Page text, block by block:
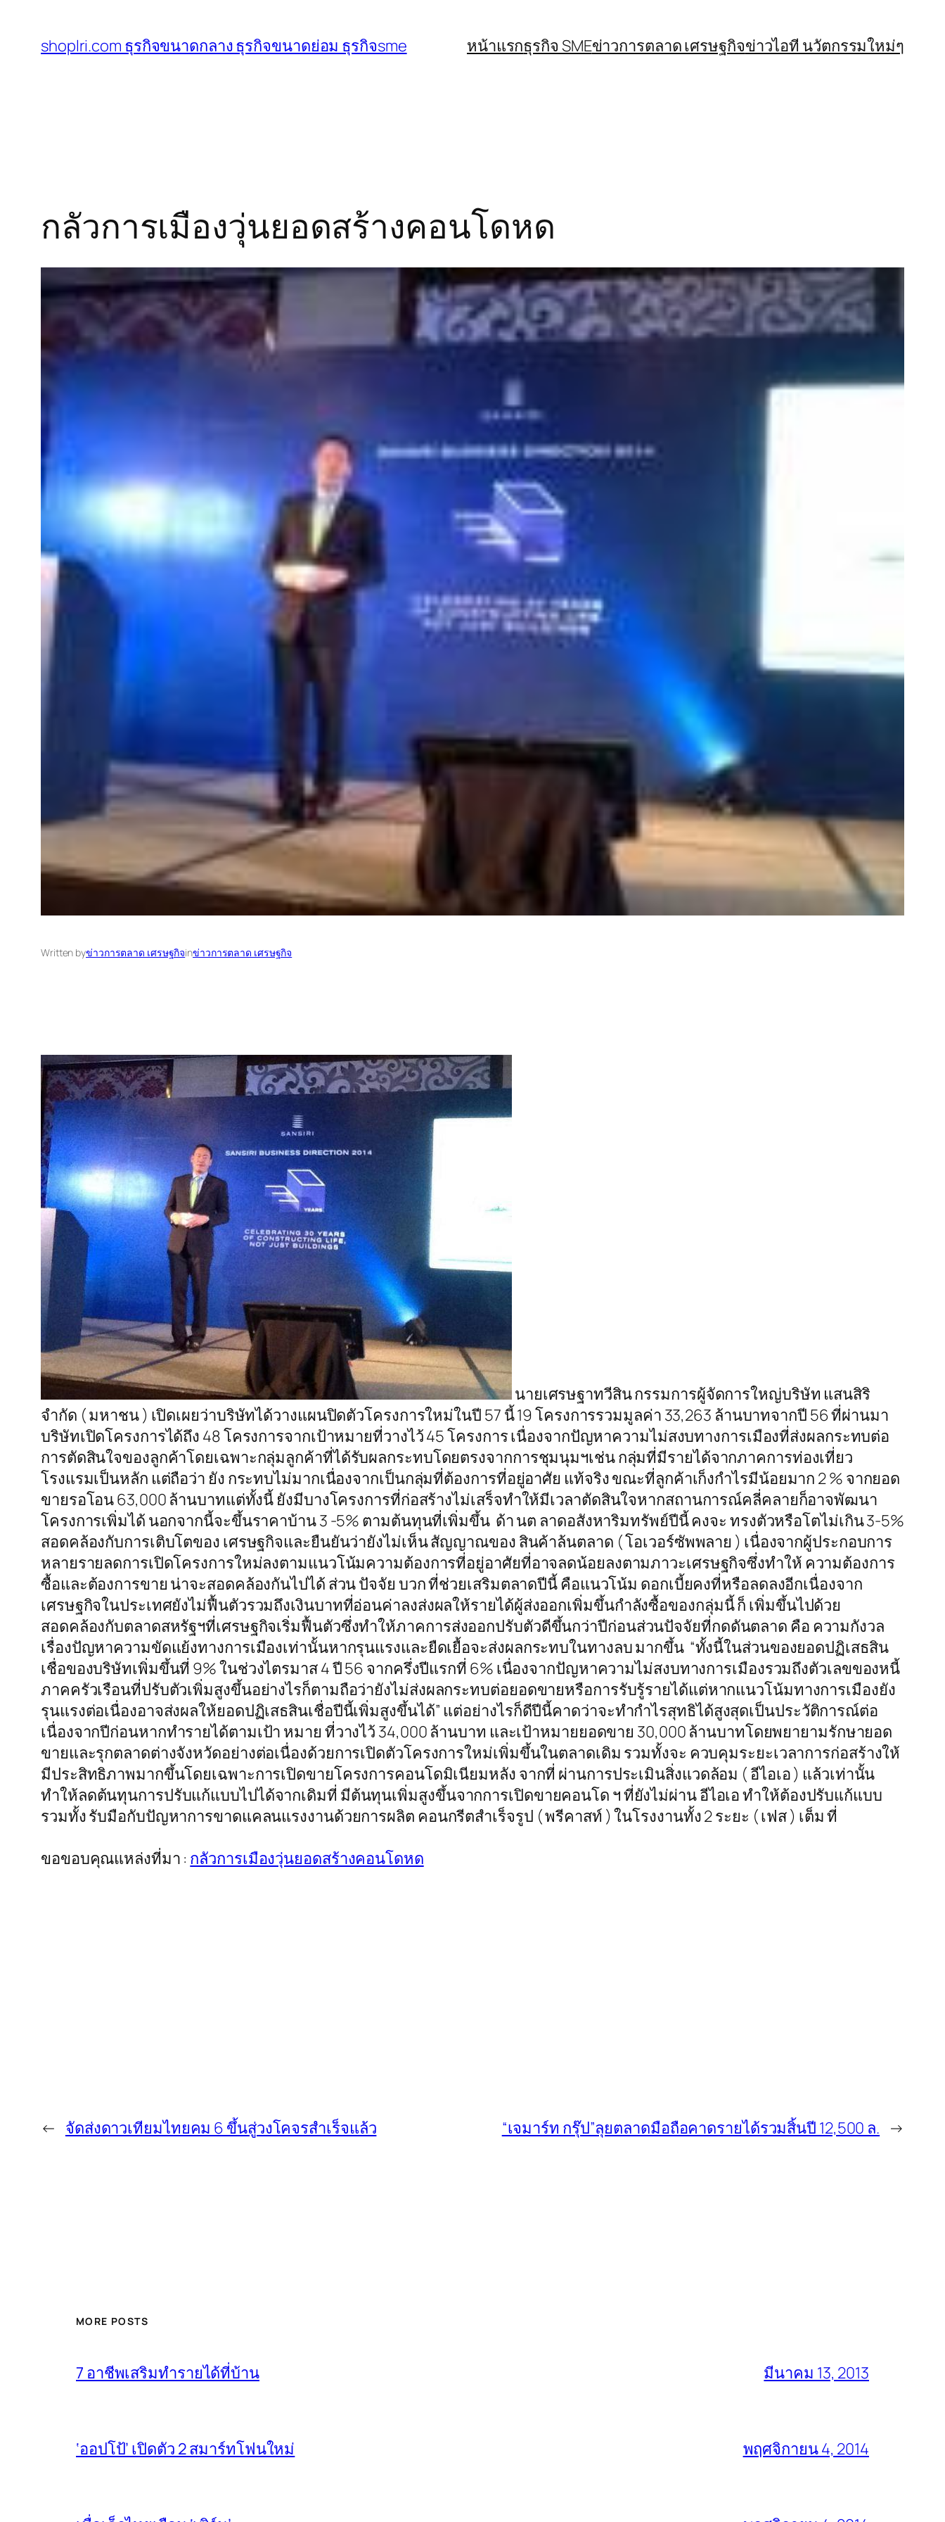
shoplri.com ธุรกิจขนาดกลาง ธุรกิจขนาดย่อม ธุรกิจsme หน้าแรกธุรกิจ SMEข่าวการตลาด เศรษฐกิจข่าวไอที นวัตกรรมใหม่ๆ
กลัวการเมืองวุ่นยอดสร้างคอนโดหด
Written byข่าวการตลาด เศรษฐกิจinข่าวการตลาด เศรษฐกิจ
นายเศรษฐาทวีสิน กรรมการผู้จัดการใหญ่บริษัท แสนสิริ
จำกัด ( มหาชน ) เปิดเผยว่าบริษัทได้วางแผนปิดตัวโครงการใหม่ในปี 57 นี้ 19 โครงการรวมมูลค่า 33,263 ล้านบาทจากปี 56 ที่ผ่านมา
บริษัทเปิดโครงการได้ถึง 48 โครงการจากเป้าหมายที่วางไว้ 45 โครงการ เนื่องจากปัญหาความไม่สงบทางการเมืองที่ส่งผลกระทบต่อ
การตัดสินใจของลูกค้าโดยเฉพาะกลุ่มลูกค้าที่ได้รับผลกระทบโดยตรงจากการชุมนุมฯเช่น กลุ่มที่มีรายได้จากภาคการท่องเที่ยว
โรงแรมเป็นหลัก แต่ถือว่า ยัง กระทบไม่มากเนื่องจากเป็นกลุ่มที่ต้องการที่อยู่อาศัย แท้จริง ขณะที่ลูกค้าเก็งกำไรมีน้อยมาก 2 % จากยอด
ขายรอโอน 63,000 ล้านบาทแต่ทั้งนี้ ยังมีบางโครงการที่ก่อสร้างไม่เสร็จทำให้มีเวลาตัดสินใจหากสถานการณ์คลี่คลายก็อาจพัฒนา
โครงการเพิ่มได้ นอกจากนี้จะขึ้นราคาบ้าน 3 -5% ตามต้นทุนที่เพิ่มขึ้น ด้า นต ลาดอสังหาริมทรัพย์ปีนี้ คงจะ ทรงตัวหรือโตไม่เกิน 3-5%
สอดคล้องกับการเติบโตของ เศรษฐกิจและยืนยันว่ายังไม่เห็น สัญญาณของ สินค้าล้นตลาด ( โอเวอร์ซัพพลาย ) เนื่องจากผู้ประกอบการ
หลายรายลดการเปิดโครงการใหม่ลงตามแนวโน้มความต้องการที่อยู่อาศัยที่อาจลดน้อยลงตามภาวะเศรษฐกิจซึ่งทำให้ ความต้องการ
ซื้อและต้องการขาย น่าจะสอดคล้องกันไปได้ ส่วน ปัจจัย บวก ที่ช่วยเสริมตลาดปีนี้ คือแนวโน้ม ดอกเบี้ยคงที่หรือลดลงอีกเนื่องจาก
เศรษฐกิจในประเทศยังไม่ฟื้นตัวรวมถึงเงินบาทที่อ่อนค่าลงส่งผลให้รายได้ผู้ส่งออกเพิ่มขึ้นกำลังซื้อของกลุ่มนี้ ก็ เพิ่มขึ้นไปด้วย
สอดคล้องกับตลาดสหรัฐฯที่เศรษฐกิจเริ่มฟื้นตัวซึ่งทำให้ภาคการส่งออกปรับตัวดีขึ้นกว่าปีก่อนส่วนปัจจัยที่กดดันตลาด คือ ความกังวล
เรื่องปัญหาความขัดแย้งทางการเมืองเท่านั้นหากรุนแรงและยืดเยื้อจะส่งผลกระทบในทางลบ มากขึ้น “ทั้งนี้ในส่วนของยอดปฏิเสธสิน
เชื่อของบริษัทเพิ่มขึ้นที่ 9% ในช่วงไตรมาส 4 ปี 56 จากครึ่งปีแรกที่ 6% เนื่องจากปัญหาความไม่สงบทางการเมืองรวมถึงตัวเลขของหนี้
ภาคครัวเรือนที่ปรับตัวเพิ่มสูงขึ้นอย่างไรก็ตามถือว่ายังไม่ส่งผลกระทบต่อยอดขายหรือการรับรู้รายได้แต่หากแนวโน้มทางการเมืองยัง
รุนแรงต่อเนื่องอาจส่งผลให้ยอดปฏิเสธสินเชื่อปีนี้เพิ่มสูงขึ้นได้” แต่อย่างไรก็ดีปีนี้คาดว่าจะทำกำไรสุทธิได้สูงสุดเป็นประวัติการณ์ต่อ
เนื่องจากปีก่อนหากทำรายได้ตามเป้า หมาย ที่วางไว้ 34,000 ล้านบาท และเป้าหมายยอดขาย 30,000 ล้านบาทโดยพยายามรักษายอด
ขายและรุกตลาดต่างจังหวัดอย่างต่อเนื่องด้วยการเปิดตัวโครงการใหม่เพิ่มขึ้นในตลาดเดิม รวมทั้งจะ ควบคุมระยะเวลาการก่อสร้างให้
มีประสิทธิภาพมากขึ้นโดยเฉพาะการเปิดขายโครงการคอนโดมิเนียมหลัง จากที่ ผ่านการประเมินสิ่งแวดล้อม ( อีไอเอ ) แล้วเท่านั้น
ทำให้ลดต้นทุนการปรับแก้แบบไปได้จากเดิมที่ มีต้นทุนเพิ่มสูงขึ้นจากการเปิดขายคอนโด ฯ ที่ยังไม่ผ่าน อีไอเอ ทำให้ต้องปรับแก้แบบ
รวมทั้ง รับมือกับปัญหาการขาดแคลนแรงงานด้วยการผลิต คอนกรีตสำเร็จรูป ( พรีคาสท์ ) ในโรงงานทั้ง 2 ระยะ ( เฟส ) เต็ม ที่
ขอขอบคุณแหล่งที่มา : กลัวการเมืองวุ่นยอดสร้างคอนโดหด
← จัดส่งดาวเทียมไทยคม 6 ขึ้นสู่วงโคจรสำเร็จแล้ว “เจมาร์ท กรุ๊ป”ลุยตลาดมือถือคาดรายได้รวมสิ้นปี 12,500 ล. →
MORE POSTS
7 อาชีพเสริมทำรายได้ที่บ้าน มีนาคม 13, 2013
‘ออปโป้’ เปิดตัว 2 สมาร์ทโฟนใหม่ พฤศจิกายน 4, 2014